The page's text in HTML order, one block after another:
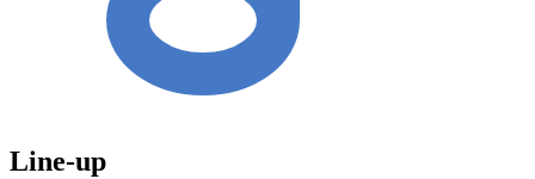
Line-up